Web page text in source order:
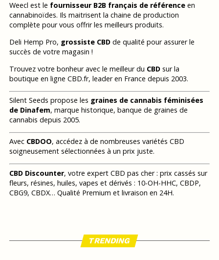
Weecl est le fournisseur B2B français de référenceen
cannabinoïdes. Ils maitrisent la chaine de production
complète pour vous offrir les meilleurs produits.
Deli Hemp Pro, grossiste CBDde qualité pour assurer le
succès de votre magasin !
Trouvez votre bonheur avec le meilleur du CBDsur la
boutique en ligne CBD.fr, leader en France depuis 2003.
Silent Seeds propose les graines de cannabis féminisées
de Dinafem, marque historique, banque de graines de
cannabis depuis 2005.
Avec CBDOO, accédez à de nombreuses variétés CBD
soigneusement sélectionnées à un prix juste.
CBD Discounter, votre expert CBD pas cher : prix cassés sur
fleurs, résines, huiles, vapes et dérivés : 10-OH-HHC, CBDP,
CBG9, CBDX… Qualité Premium et livraison en 24H.
TRENDING